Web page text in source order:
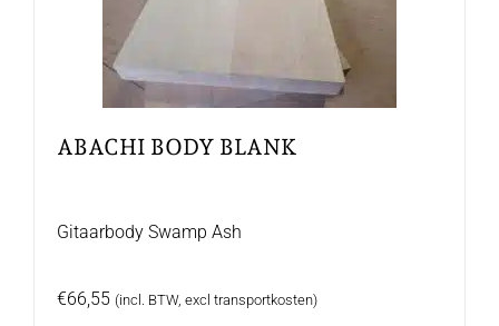
ABACHI BODY BLANK
Gitaarbody Swamp Ash
€66,55 (incl. BTW, excl transportkosten)